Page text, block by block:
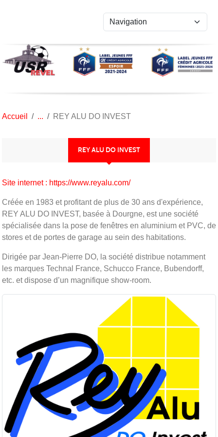
Accueil REY ALU DO INVEST
REY ALU DO INVEST
Site internet : https://www.reyalu.com/
Créée en 1983 et profitant de plus de 30 ans d'expérience,
REY ALU DO INVEST, basée à Dourgne, est une société
spécialisée dans la pose de fenêtres en aluminium et PVC, de
stores et de portes de garage au sein des habitations.
Dirigée par Jean-Pierre DO, la société distribue notamment
les marques Technal France, Schucco France, Bubendorff,
etc. et dispose d’un magnifique show-room.